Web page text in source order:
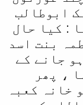
ابوطالب
: کیا حال
بنت اسد
جانے کے
، پھر
خانہ کعبہ